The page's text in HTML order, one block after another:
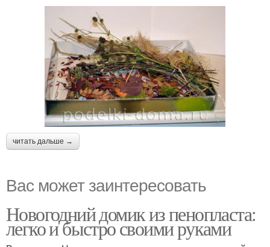
читать дальше →
Вас может заинтересовать
Новогодний домик из пенопласта:
легко и быстро своими руками